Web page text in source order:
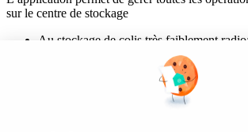
sur le centre de stockage
Au stockage de colis très faiblement
Au regroupement de déchets radioactifs
à l’entreposage de certains de ces déchets
de solution de gestion définitive,